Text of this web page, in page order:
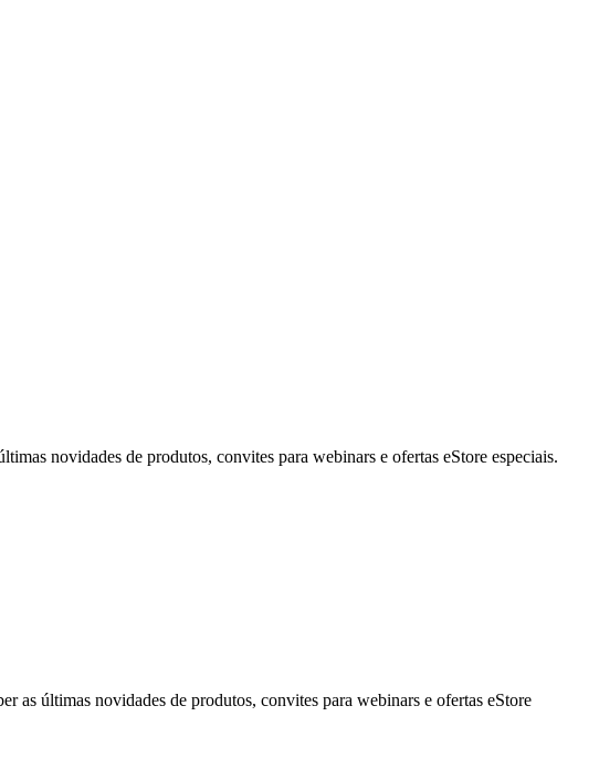
novidades de produtos, convites para webinars e ofertas eStore especiais.
as últimas novidades de produtos, convites para webinars e ofertas eStore